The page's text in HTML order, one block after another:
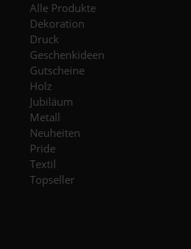
Alle Produkte
Dekoration
Druck
Geschenkideen
Gutscheine
Holz
Jubiläum
Metall
Neuheiten
Pride
Textil
Topseller